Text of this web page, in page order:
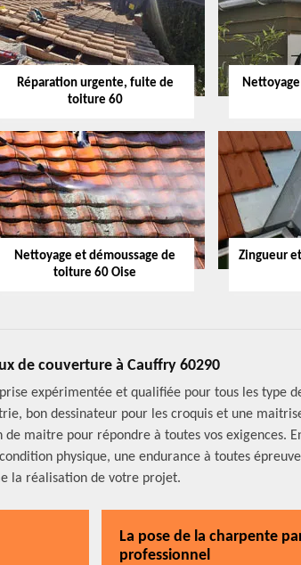
Réparation urgente, fuite de
toiture 60
Nettoyage et démoussage de
toiture 60 Oise
Zingueur
de couverture à Cauffry 60290
expérimentée et qualifiée pour tous les type
bon dessinateur pour les croquis et une
maitre pour répondre à toutes vos exigences.
physique, une endurance à toutes
la réalisation de votre projet.
La pose de la charpente
professionnel